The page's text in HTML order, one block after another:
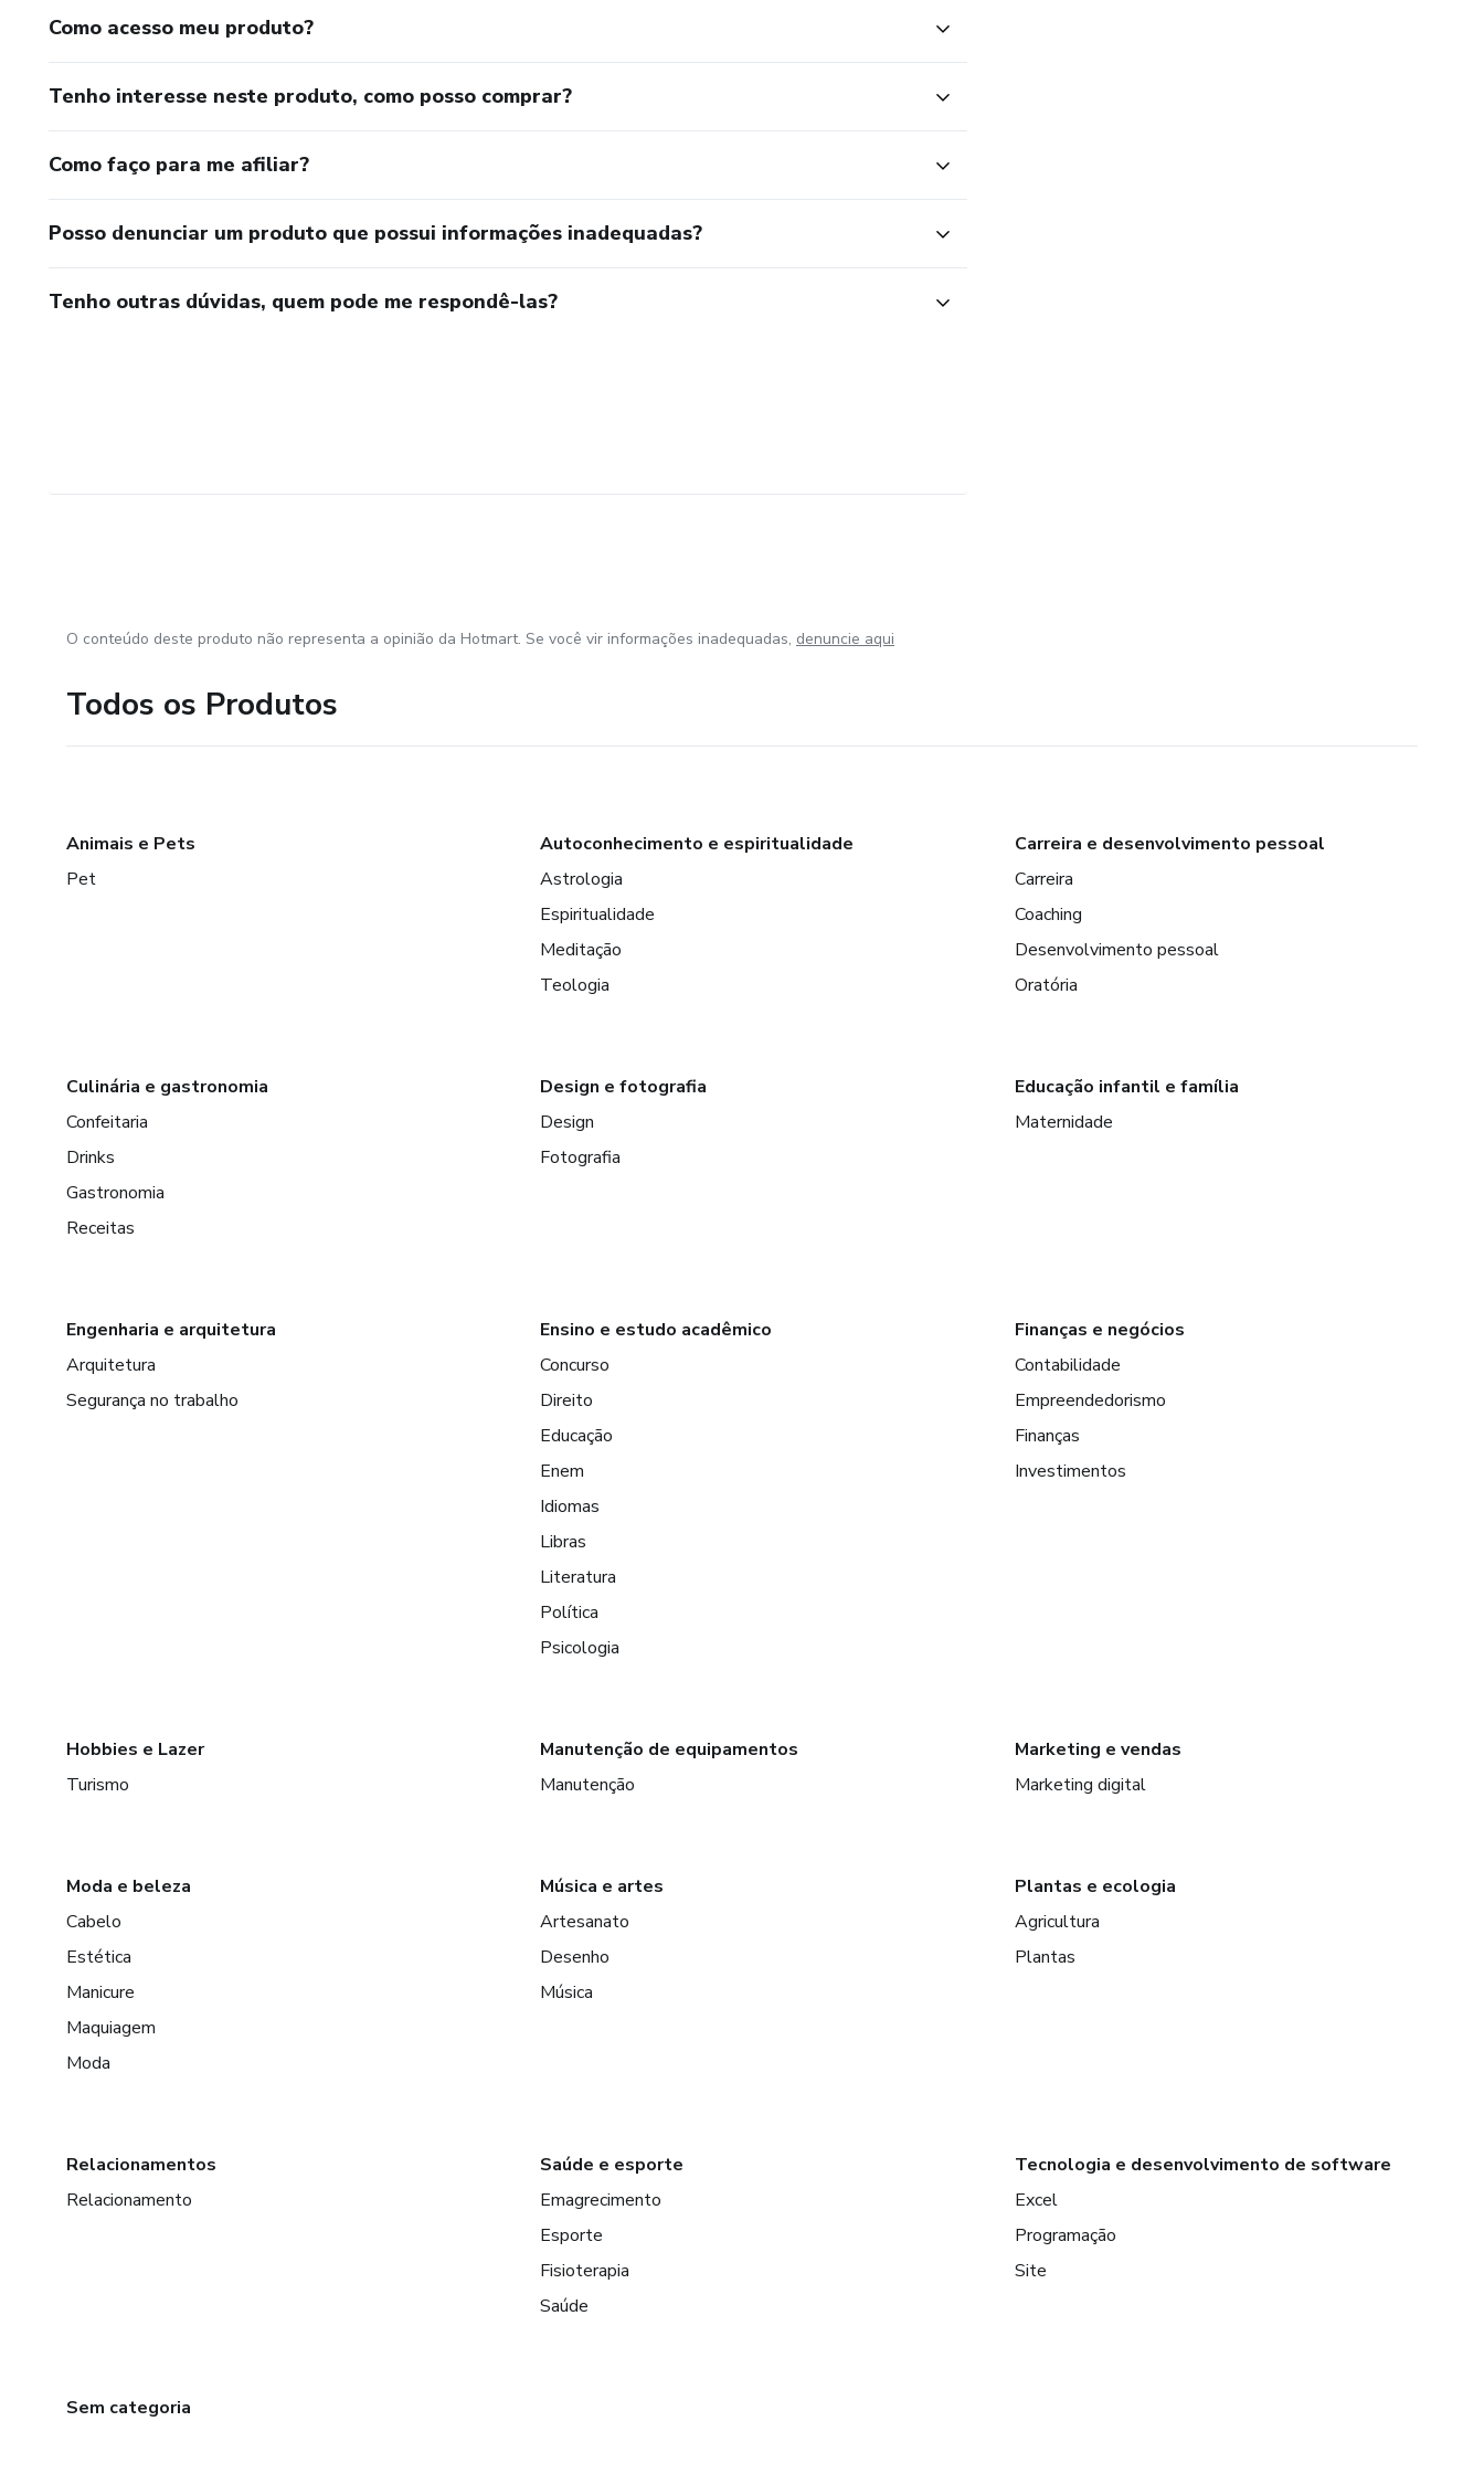
Como acesso meu produto?
Tenho interesse neste produto, como posso comprar?
Como faço para me afiliar?
Posso denunciar um produto que possui informações inadequadas?
Tenho outras dúvidas, quem pode me respondê-las?
O conteúdo deste produto não representa a opinião da Hotmart. Se você vir informações inadequadas, denuncie aqui
Todos os Produtos
Animais e Pets
Pet
Autoconhecimento e espiritualidade
Astrologia
Espiritualidade
Meditação
Teologia
Carreira e desenvolvimento pessoal
Carreira
Coaching
Desenvolvimento pessoal
Oratória
Culinária e gastronomia
Confeitaria
Drinks
Gastronomia
Receitas
Design e fotografia
Design
Fotografia
Educação infantil e família
Maternidade
Engenharia e arquitetura
Arquitetura
Segurança no trabalho
Ensino e estudo acadêmico
Concurso
Direito
Educação
Enem
Idiomas
Libras
Literatura
Política
Psicologia
Finanças e negócios
Contabilidade
Empreendedorismo
Finanças
Investimentos
Hobbies e Lazer
Turismo
Manutenção de equipamentos
Manutenção
Marketing e vendas
Marketing digital
Moda e beleza
Cabelo
Estética
Manicure
Maquiagem
Moda
Música e artes
Artesanato
Desenho
Música
Plantas e ecologia
Agricultura
Plantas
Relacionamentos
Relacionamento
Saúde e esporte
Emagrecimento
Esporte
Fisioterapia
Saúde
Tecnologia e desenvolvimento de software
Excel
Programação
Site
Sem categoria